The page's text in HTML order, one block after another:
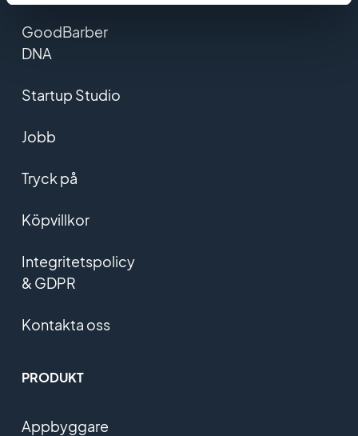
GoodBarber
DNA
Startup Studio
Jobb
Tryck på
Köpvillkor
Integritetspolicy
& GDPR
Kontakta oss
PRODUKT
Appbyggare